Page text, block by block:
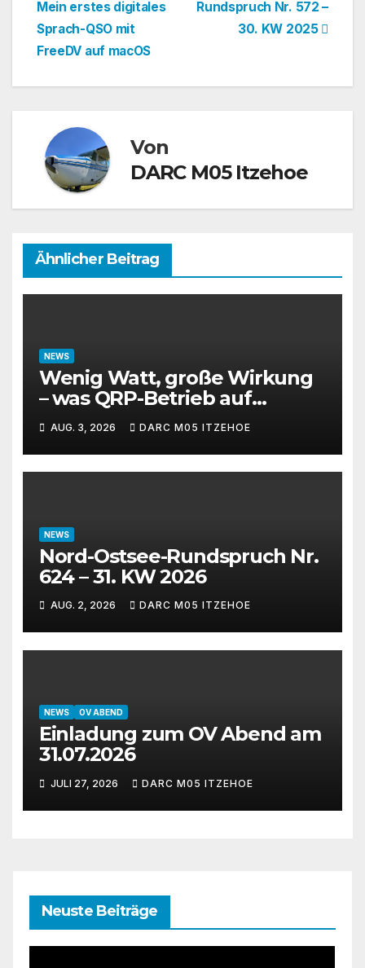
Rundspruch Nr. 572 –
30. KW 2025
Mein erstes digitales
Sprach-QSO mit
FreeDV auf macOS
Von
DARC M05 Itzehoe
Ähnlicher Beitrag
NEWS
Wenig Watt, große Wirkung
– was QRP-Betrieb auf
Kurzwelle wirklich kann
AUG. 3, 2026 DARC M05 ITZEHOE
NEWS
Nord-Ostsee-Rundspruch Nr.
624 – 31. KW 2026
AUG. 2, 2026 DARC M05 ITZEHOE
NEWS OV ABEND
Einladung zum OV Abend am
31.07.2026
JULI 27, 2026 DARC M05 ITZEHOE
Neuste Beiträge